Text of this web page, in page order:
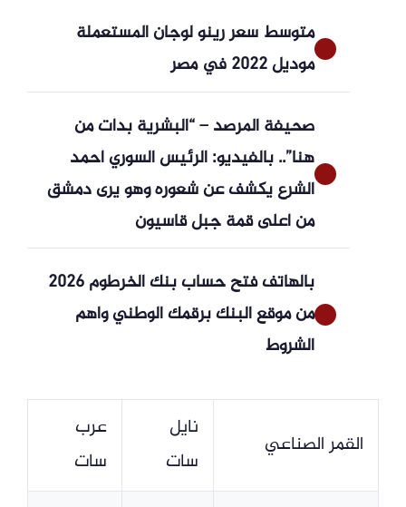
متوسط سعر رينو لوجان المستعملة
موديل 2022 في مصر
صحيفة المرصد – “البشرية بدأت من
هنا”.. بالفيديو: الرئيس السوري أحمد
الشرع يكشف عن شعوره وهو يرى دمشق
من أعلى قمة جبل قاسيون
بالهاتف فتح حساب بنك الخرطوم 2026
من موقع البنك برقمك الوطني واهم
الشروط
القمر الصناعي
نايل
سات
عرب
سات